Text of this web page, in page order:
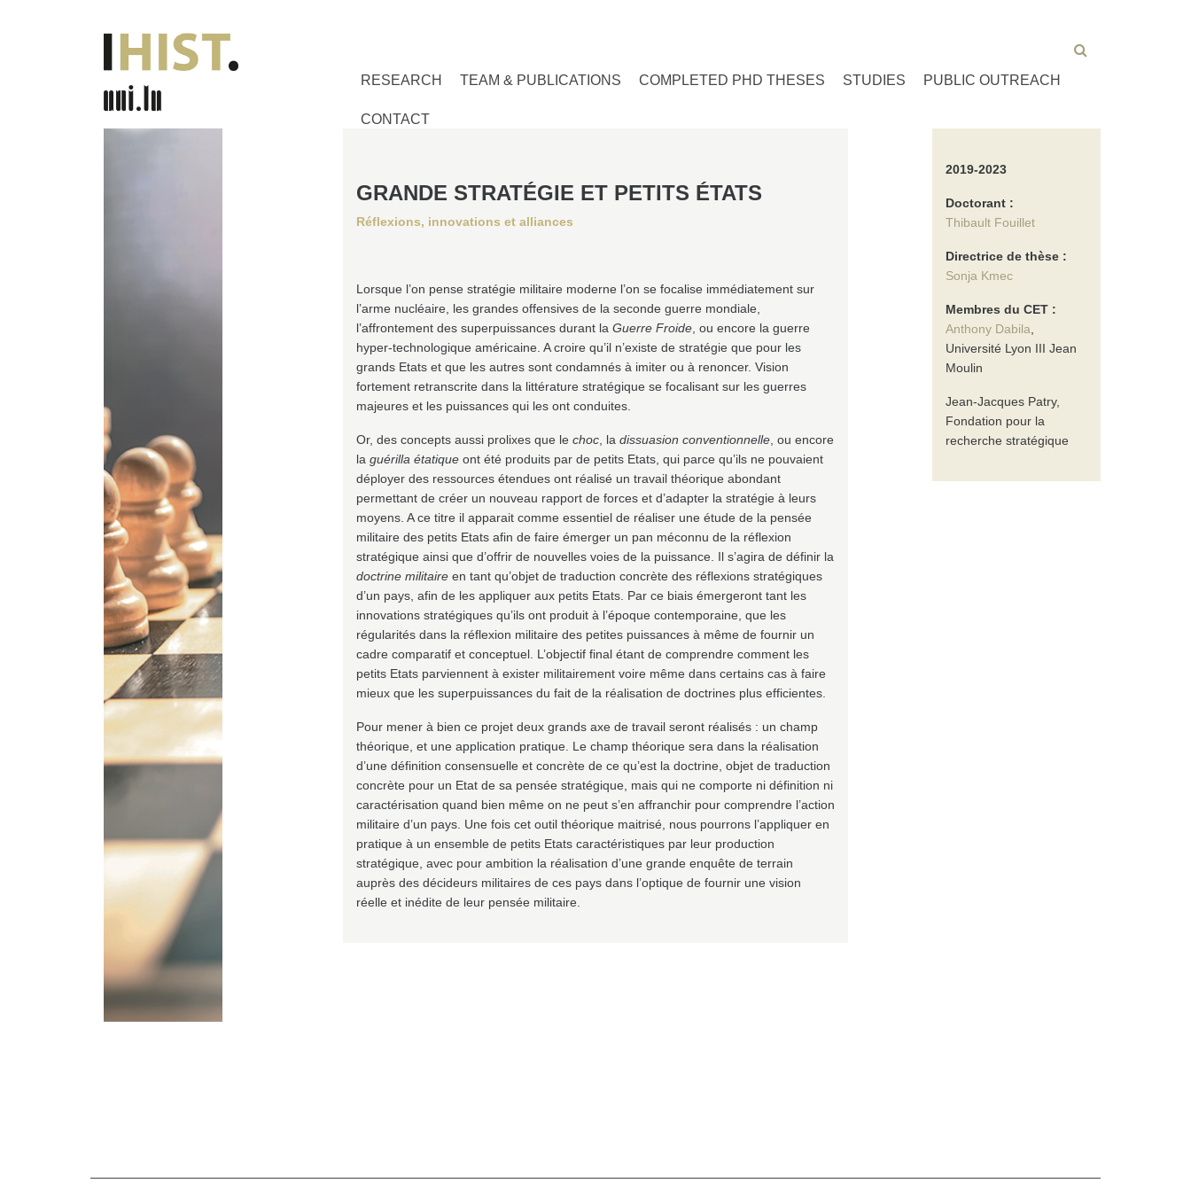
RESEARCH TEAM & PUBLICATIONS COMPLETED PHD THESES STUDIES PUBLIC OUTREACH
CONTACT
GRANDE STRATÉGIE ET PETITS ÉTATS
Réflexions, innovations et alliances
Lorsque l’on pense stratégie militaire moderne l’on se focalise immédiatement sur
l’arme nucléaire, les grandes offensives de la seconde guerre mondiale,
l’affrontement des superpuissances durant la Guerre Froide , ou encore la guerre
hyper-technologique américaine. A croire qu’il n’existe de stratégie que pour les
grands Etats et que les autres sont condamnés à imiter ou à renoncer. Vision
fortement retranscrite dans la littérature stratégique se focalisant sur les guerres
majeures et les puissances qui les ont conduites.
Or, des concepts aussi prolixes que le choc , la dissuasion conventionnelle , ou encore
la guérilla étatique ont été produits par de petits Etats, qui parce qu’ils ne pouvaient
déployer des ressources étendues ont réalisé un travail théorique abondant
permettant de créer un nouveau rapport de forces et d’adapter la stratégie à leurs
moyens. A ce titre il apparait comme essentiel de réaliser une étude de la pensée
militaire des petits Etats afin de faire émerger un pan méconnu de la réflexion
stratégique ainsi que d’offrir de nouvelles voies de la puissance. Il s’agira de définir la
doctrine militaire en tant qu’objet de traduction concrète des réflexions stratégiques
d’un pays, afin de les appliquer aux petits Etats. Par ce biais émergeront tant les
innovations stratégiques qu’ils ont produit à l’époque contemporaine, que les
régularités dans la réflexion militaire des petites puissances à même de fournir un
cadre comparatif et conceptuel. L’objectif final étant de comprendre comment les
petits Etats parviennent à exister militairement voire même dans certains cas à faire
mieux que les superpuissances du fait de la réalisation de doctrines plus efficientes.
Pour mener à bien ce projet deux grands axe de travail seront réalisés : un champ
théorique, et une application pratique. Le champ théorique sera dans la réalisation
d’une définition consensuelle et concrète de ce qu’est la doctrine, objet de traduction
concrète pour un Etat de sa pensée stratégique, mais qui ne comporte ni définition ni
caractérisation quand bien même on ne peut s’en affranchir pour comprendre l’action
militaire d’un pays. Une fois cet outil théorique maitrisé, nous pourrons l’appliquer en
pratique à un ensemble de petits Etats caractéristiques par leur production
stratégique, avec pour ambition la réalisation d’une grande enquête de terrain
auprès des décideurs militaires de ces pays dans l’optique de fournir une vision
réelle et inédite de leur pensée militaire.
2019-2023
Doctorant :
Thibault Fouillet
Directrice de thèse :
Sonja Kmec
Membres du CET :
Anthony Dabila
Université Lyon III Jean
Moulin
Jean-Jacques Patry,
Fondation pour la
recherche stratégique